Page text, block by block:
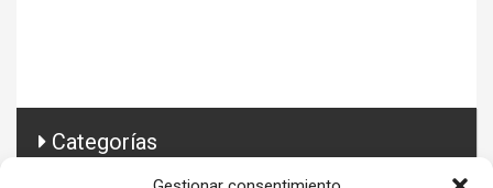
Categorías